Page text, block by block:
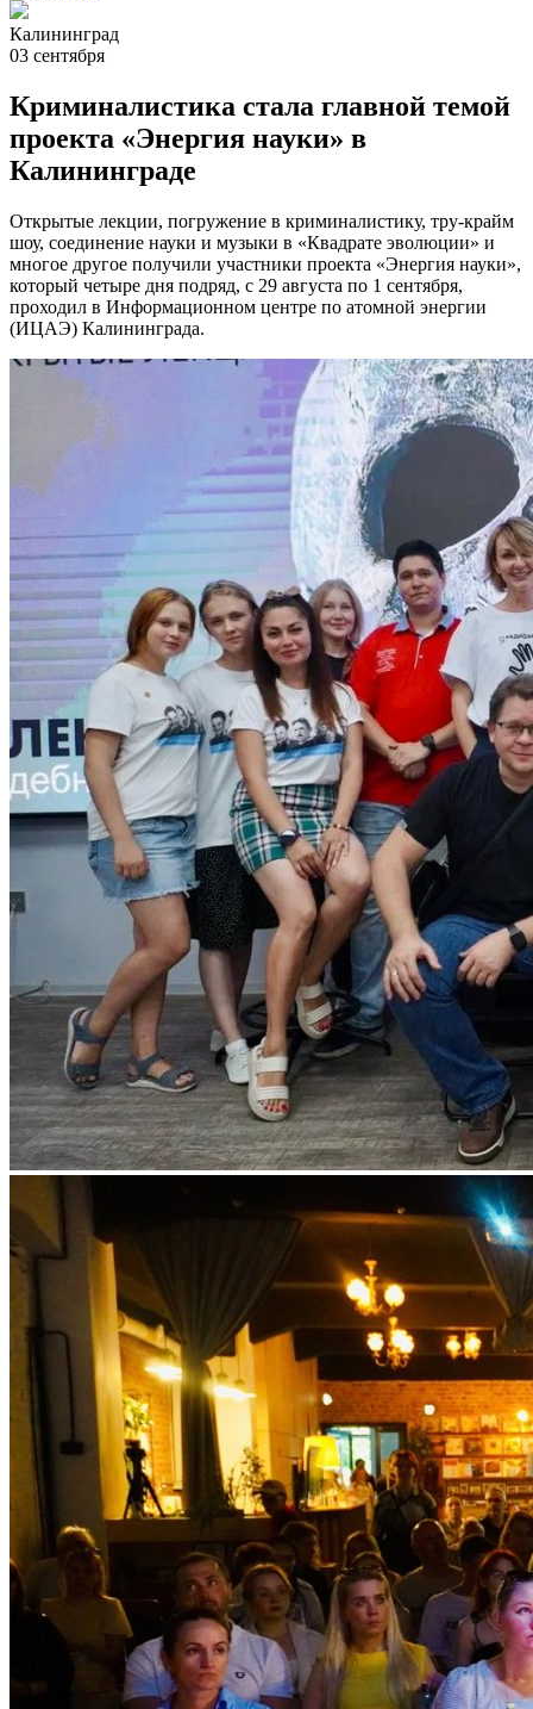
Калининград
03 сентября
Криминалистика стала главной темой
проекта «Энергия науки» в
Калининграде
Открытые лекции, погружение в криминалистику, тру-крайм
шоу, соединение науки и музыки в «Квадрате эволюции» и
многое другое получили участники проекта «Энергия науки»,
который четыре дня подряд, с 29 августа по 1 сентября,
проходил в Информационном центре по атомной энергии
(ИЦАЭ) Калининграда.